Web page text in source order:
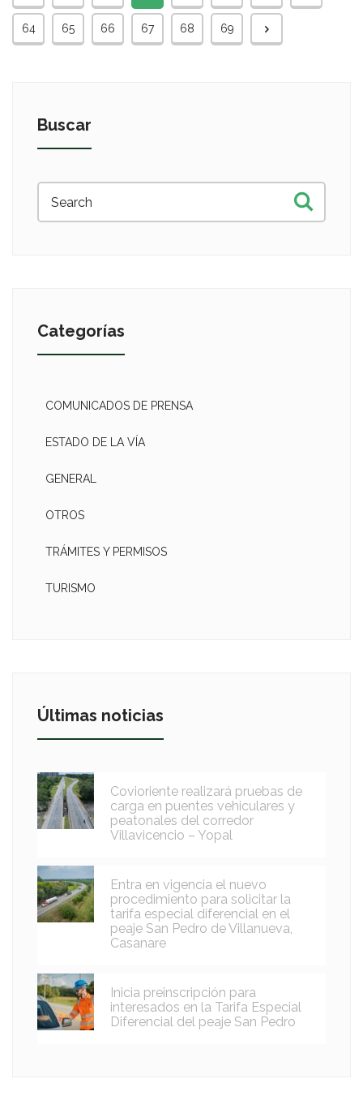
64 65 66 67 68 69
Buscar
Categorías
COMUNICADOS DE PRENSA
ESTADO DE LA VÍA
GENERAL
OTROS
TRÁMITES Y PERMISOS
TURISMO
Últimas noticias
Covioriente realizará pruebas de
carga en puentes vehiculares y
peatonales del corredor
Villavicencio – Yopal
Entra en vigencia el nuevo
procedimiento para solicitar la
tarifa especial diferencial en el
peaje San Pedro de Villanueva,
Casanare
Inicia preinscripción para
interesados en la Tarifa Especial
Diferencial del peaje San Pedro